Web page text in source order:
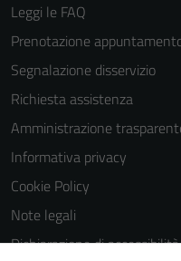
Leggi le FAQ
Prenotazione
Segnalazione disservizio
Richiesta assistenza
Amministrazione
Informativa privacy
Cookie Policy
Note legali
Dichiarazione di accessibilità